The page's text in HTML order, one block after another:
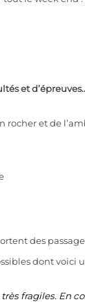
et
rocher et de
des
dont voici
fragiles. En